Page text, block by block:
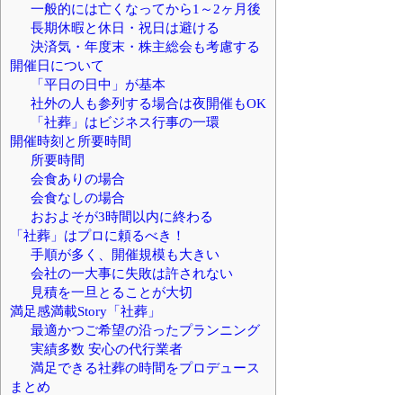
一般的には亡くなってから1～2ヶ月後
長期休暇と休日・祝日は避ける
決済気・年度末・株主総会も考慮する
開催日について
「平日の日中」が基本
社外の人も参列する場合は夜開催もOK
「社葬」はビジネス行事の一環
開催時刻と所要時間
所要時間
会食ありの場合
会食なしの場合
おおよそが3時間以内に終わる
「社葬」はプロに頼るべき！
手順が多く、開催規模も大きい
会社の一大事に失敗は許されない
見積を一旦とることが大切
満足感満載Story「社葬」
最適かつご希望の沿ったプランニング
実績多数 安心の代行業者
満足できる社葬の時間をプロデュース
まとめ